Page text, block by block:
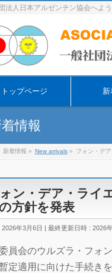
法人日本アルゼンチン協会へよ
トップページ 新
情報
新着情報 » New arrivals » フォン・デ
ン・デア・ライ
方針を発表
年3月6日 最終更新日時 : 2026
員会のウルズラ・フォ
定適用に向けた手続き